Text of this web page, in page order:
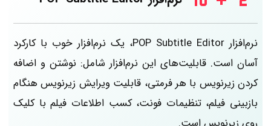
نرم‌افزار POP Subtitle Editor، یک نرم‌افزار خوب با کارکرد
آسان است. قابلیت‌های این نرم‌افزار شامل: نوشتن و اضافه
کردن زیرنویس‌ با هر فرمتی، قابلیت ویرایش زیرنویس‌ هنگام
بازبینی فیلم، تنظیمات فونت، کسب اطلاعات فیلم با کلیک